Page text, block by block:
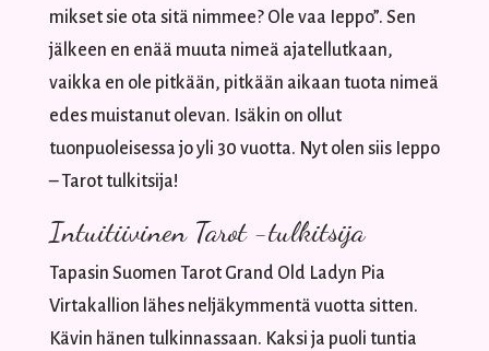
mikset sie ota sitä nimmee? Ole vaa Ieppo”. Sen
jälkeen en enää muuta nimeä ajatellutkaan,
vaikka en ole pitkään, pitkään aikaan tuota nimeä
edes muistanut olevan. Isäkin on ollut
tuonpuoleisessa jo yli 30 vuotta. Nyt olen siis Ieppo
– Tarot tulkitsija!
Intuitiivinen Tarot -tulkitsija
Tapasin Suomen Tarot Grand Old Ladyn Pia
Virtakallion lähes neljäkymmentä vuotta sitten.
Kävin hänen tulkinnassaan. Kaksi ja puoli tuntia